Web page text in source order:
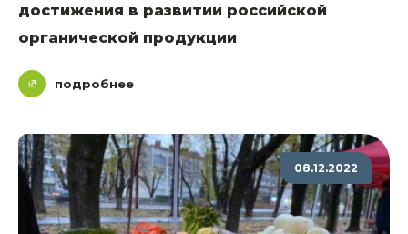
достижения в развитии российской
органической продукции
подробнее
08.12.2022